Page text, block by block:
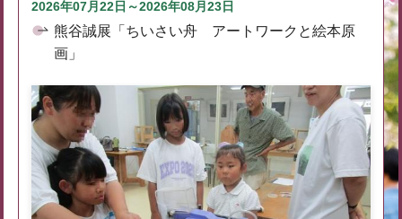
2026年07月22日～2026年08月23日
熊谷誠展「ちいさい舟 アートワークと絵本原
画」